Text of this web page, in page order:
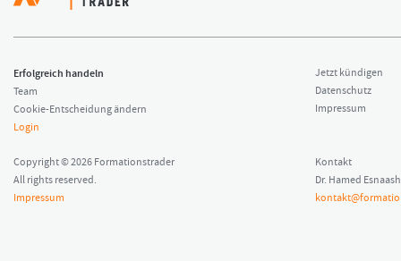
Erfolgreich handeln
Team
Cookie-Entscheidung ändern
Login
Jetzt kündigen
Datenschutz
Impressum
Copyright © 2026 Formationstrader
All rights reserved.
Impressum
Kontakt
Dr. Hamed